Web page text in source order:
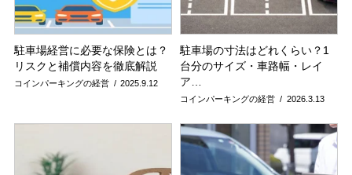
駐車場経営に必要な保険とは？
リスクと補償内容を徹底解説
2025.9.12
コインパーキングの経営
駐車場の寸法はどれくらい？1
台分のサイズ・車路幅・レイ
ア…
2026.3.13
コインパーキングの経営